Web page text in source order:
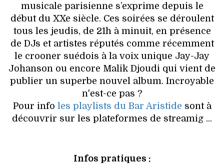
musicale parisienne s’exprime depuis le
début du XXe siècle. Ces soirées se déroulent
tous les jeudis, de 21h à minuit, en présence
de DJs et artistes réputés comme récemment
le crooner suédois à la voix unique Jay-Jay
Johanson ou encore Malik Djoudi qui vient de
publier un superbe nouvel album. Incroyable
n'est-ce pas ?
Pour info les playlists du Bar Aristide sont à
découvrir sur les plateformes de streamig ...
Infos pratiques :